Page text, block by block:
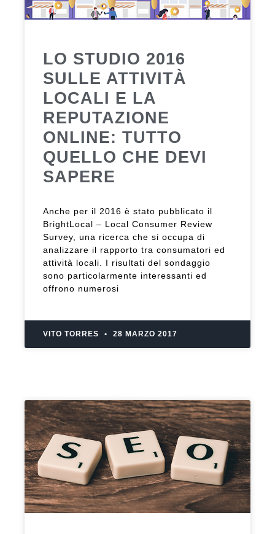
LO STUDIO 2016
SULLE ATTIVITÀ
LOCALI E LA
REPUTAZIONE
ONLINE: TUTTO
QUELLO CHE DEVI
SAPERE
Anche per il 2016 è stato pubblicato il
BrightLocal – Local Consumer Review
Survey, una ricerca che si occupa di
analizzare il rapporto tra consumatori ed
attività locali. I risultati del sondaggio
sono particolarmente interessanti ed
offrono numerosi
VITO TORRES 28 MARZO 2017